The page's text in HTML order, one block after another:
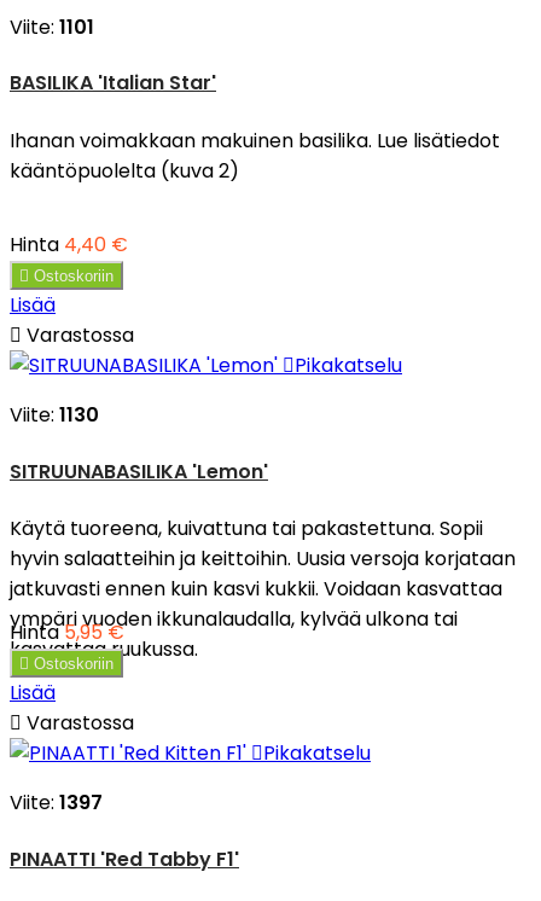
Viite: 1101
BASILIKA 'Italian Star'
Ihanan voimakkaan makuinen basilika. Lue lisätiedot
kääntöpuolelta (kuva 2)
Hinta 4,40 €
 Ostoskoriin
Lisää
 Varastossa
Pikakatselu
Viite: 1130
SITRUUNABASILIKA 'Lemon'
Käytä tuoreena, kuivattuna tai pakastettuna. Sopii
hyvin salaatteihin ja keittoihin. Uusia versoja korjataan
jatkuvasti ennen kuin kasvi kukkii. Voidaan kasvattaa
ympäri vuoden ikkunalaudalla, kylvää ulkona tai
kasvattaa ruukussa.
Hinta5,95 €
 Ostoskoriin
Lisää
 Varastossa
Pikakatselu
Viite: 1397
PINAATTI 'Red Tabby F1'